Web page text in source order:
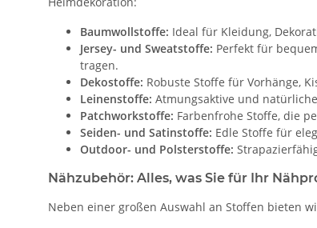
Baumwollstoffe: Ideal für Kleidung,
Jersey- und Sweatstoffe: Perfekt für
tragen.
Dekostoffe: Robuste Stoffe für Vorhänge,
Leinenstoffe: Atmungsaktive und
Patchworkstoffe: Farbenfrohe Stoffe, die
Seiden- und Satinstoffe: Edle Stoffe für
Outdoor- und Polsterstoffe:
Nähzubehör: Alles, was Sie für Ihr
Neben einer großen Auswahl an Stoffen bieten